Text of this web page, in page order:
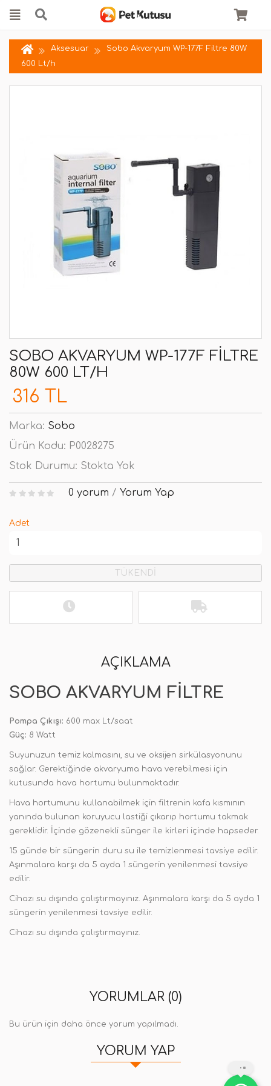
Aksesuar
Sobo Akvaryum WP-177F Filtre 80W
600 Lt/h
SOBO AKVARYUM WP-177F FILTRE
80W 600 LT/H
316 TL
Marka: Sobo
Ürün Kodu: P0028275
Stok Durumu: Stokta Yok
0 yorum / Yorum Yap
Adet
TÜKENDİ
AÇIKLAMA
SOBO AKVARYUM FILTRE
Pompa Çıkışı: 600 max Lt/saat
Güç: 8 Watt
Suyunuzun temiz kalmasını, su ve oksijen sirkülasyonunu
sağlar. Gerektiğinde akvaryuma hava verebilmesi için
kutusunda hava hortumu bulunmaktadır.
Hava hortumunu kullanabilmek için filtrenin kafa kısmının
yanında bulunan koruyucu lastiği çıkarıp hortumu takmak
gereklidir. İçinde gözenekli sünger ile kirleri içinde hapseder.
15 günde bir süngerin duru su ile temizlenmesi tavsiye edilir.
Aşınmalara karşı da 5 ayda 1 süngerin yenilenmesi tavsiye
edilir.
Cihazı su dışında çalıştırmayınız. Aşınmalara karşı da 5 ayda 1
süngerin yenilenmesi tavsiye edilir.
Cihazı su dışında çalıştırmayınız.
YORUMLAR (0)
Bu ürün için daha önce yorum yapılmadı.
YORUM YAP